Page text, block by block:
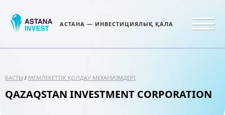
АСТАНА — ИНВЕСТИЦИЯЛЫҚ ҚАЛА
БАСТЫ / МЕМЛЕКЕТТІК ҚОЛДАУ МЕХАНИЗМДЕРІ
QAZAQSTAN INVESTMENT CORPORATION